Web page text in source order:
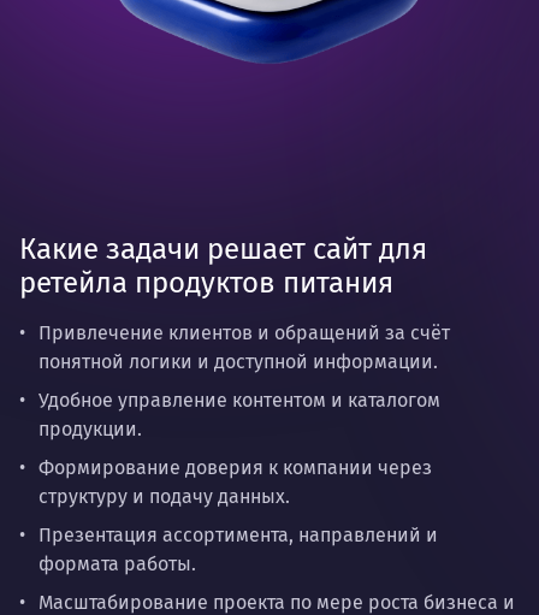
Какие задачи решает сайт для
ретейла продуктов питания
Привлечение клиентов и обращений за счёт
понятной логики и доступной информации.
Удобное управление контентом и каталогом
продукции.
Формирование доверия к компании через
структуру и подачу данных.
Презентация ассортимента, направлений и
формата работы.
Масштабирование проекта по мере роста бизнеса и